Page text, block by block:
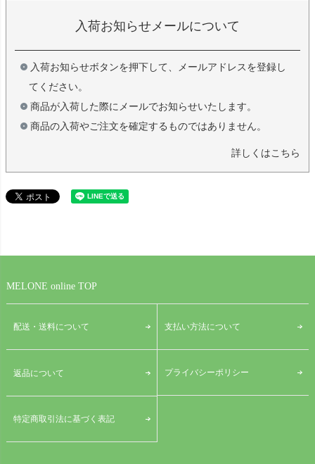
入荷お知らせメールについて
入荷お知らせボタンを押下して、メールアドレスを登録し
てください。
商品が入荷した際にメールでお知らせいたします。
商品の入荷やご注文を確定するものではありません。
詳しくはこちら
MELONE online TOP
配送・送料について 支払い方法について
返品について プライバシーポリシー
特定商取引法に基づく表記